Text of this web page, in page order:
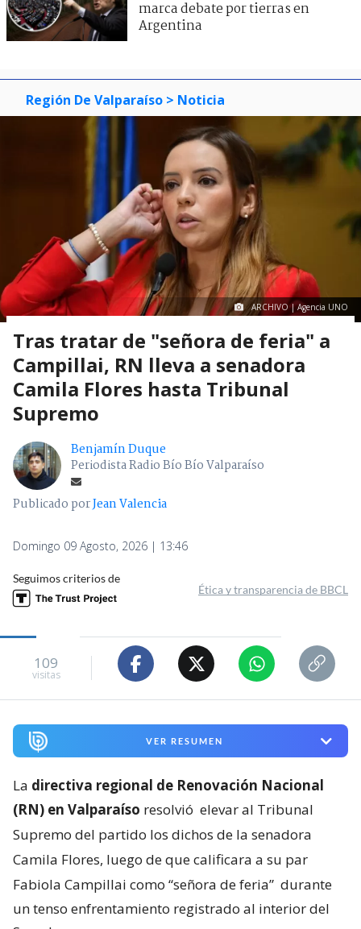
marca debate por tierras en
Argentina
Región De Valparaíso > Noticia
ARCHIVO | Agencia UNO
Tras tratar de "señora de feria" a
Campillai, RN lleva a senadora
Camila Flores hasta Tribunal
Supremo
Benjamín Duque
Periodista Radio Bío Bío Valparaíso
Publicado porJean Valencia
Domingo 09 Agosto, 2026 | 13:46
Seguimos criterios de
Ética y transparencia de BBCL
109
visitas
VER RESUMEN
La directiva regional de Renovación Nacional
(RN) en Valparaíso resolvió elevar al Tribunal
Supremo del partido los dichos de la senadora
Camila Flores, luego de que calificara a su par
Fabiola Campillai como “señora de feria” durante
un tenso enfrentamiento registrado al interior del